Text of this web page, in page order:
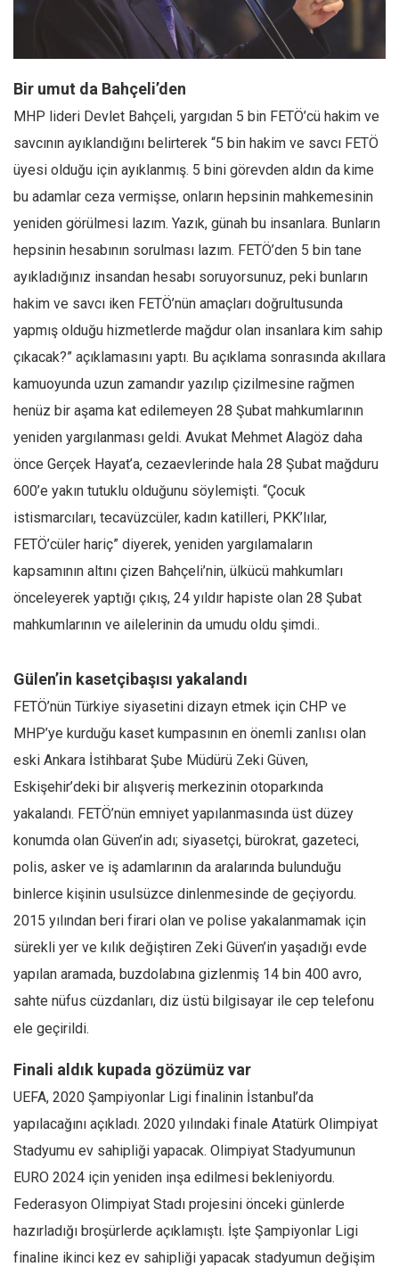
Facebook
Instagram
Editörden
Kemal Özer
Mahmut Toptaş
Yvonne Ridley
Barış Tarımcıoğlu
Ömer Kayani
Yusuf Armağan
Hasanali Yıldırım
Leyla Şerif Emin
Mehmet Ali Tekin
Abir E. Nahas
Amina S. Jenenkovic
Bağdagül Öz
Esra Elönü
» Yazar arşivi
Bu Sayı
Kategoriler
Kültür Sanat
Kitap
Karisi kitap sualleri
7 soruda bu hafta
Ekonomi
Spor
Gıda-Beslenme
Hayat
Türkiye
Siyaset
Asya
Afrika
İslam Dünyası
Amerika
Avustralya
Tarih
Bir umut da Bahçeli’den
MHP lideri Devlet Bahçeli, yargıdan 5 bin FETÖ’cü hakim ve
savcının ayıklandığını belirterek “5 bin hakim ve savcı FETÖ
üyesi olduğu için ayıklanmış. 5 bini görevden aldın da kime
bu adamlar ceza vermişse, onların hepsinin mahkemesinin
yeniden görülmesi lazım. Yazık, günah bu insanlara. Bunların
hepsinin hesabının sorulması lazım. FETÖ’den 5 bin tane
ayıkladığınız insandan hesabı soruyorsunuz, peki bunların
hakim ve savcı iken FETÖ’nün amaçları doğrultusunda
yapmış olduğu hizmetlerde mağdur olan insanlara kim sahip
çıkacak?” açıklamasını yaptı. Bu açıklama sonrasında akıllara
kamuoyunda uzun zamandır yazılıp çizilmesine rağmen
henüz bir aşama kat edilemeyen 28 Şubat mahkumlarının
yeniden yargılanması geldi. Avukat Mehmet Alagöz daha
önce Gerçek Hayat’a, cezaevlerinde hala 28 Şubat mağduru
600’e yakın tutuklu olduğunu söylemişti. “Çocuk
istismarcıları, tecavüzcüler, kadın katilleri, PKK’lılar,
FETÖ’cüler hariç” diyerek, yeniden yargılamaların
kapsamının altını çizen Bahçeli’nin, ülkücü mahkumları
önceleyerek yaptığı çıkış, 24 yıldır hapiste olan 28 Şubat
mahkumlarının ve ailelerinin da umudu oldu şimdi..
Gülen’in kasetçibaşısı yakalandı
FETÖ’nün Türkiye siyasetini dizayn etmek için CHP ve
MHP’ye kurduğu kaset kumpasının en önemli zanlısı olan
eski Ankara İstihbarat Şube Müdürü Zeki Güven,
Eskişehir’deki bir alışveriş merkezinin otoparkında
yakalandı. FETÖ’nün emniyet yapılanmasında üst düzey
konumda olan Güven’in adı; siyasetçi, bürokrat, gazeteci,
polis, asker ve iş adamlarının da aralarında bulunduğu
binlerce kişinin usulsüzce dinlenmesinde de geçiyordu.
2015 yılından beri firari olan ve polise yakalanmamak için
sürekli yer ve kılık değiştiren Zeki Güven’in yaşadığı evde
yapılan aramada, buzdolabına gizlenmiş 14 bin 400 avro,
sahte nüfus cüzdanları, diz üstü bilgisayar ile cep telefonu
ele geçirildi.
Finali aldık kupada gözümüz var
UEFA, 2020 Şampiyonlar Ligi finalinin İstanbul’da
yapılacağını açıkladı. 2020 yılındaki finale Atatürk Olimpiyat
Stadyumu ev sahipliği yapacak. Olimpiyat Stadyumunun
EURO 2024 için yeniden inşa edilmesi bekleniyordu.
Federasyon Olimpiyat Stadı projesini önceki günlerde
hazırladığı broşürlerde açıklamıştı. İşte Şampiyonlar Ligi
finaline ikinci kez ev sahipliği yapacak stadyumun değişim